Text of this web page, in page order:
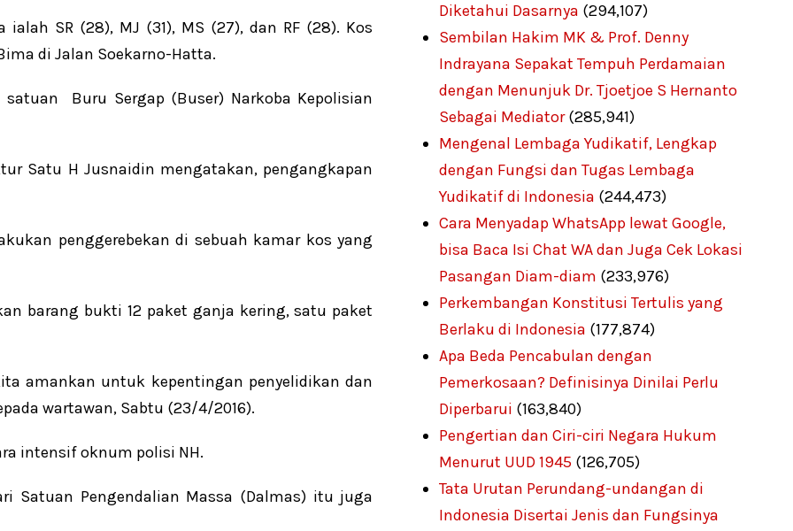
SR (28), MJ (31), MS (27), dan RF (28). Kos
di Jalan Soekarno-Hatta.
Buru Sergap (Buser) Narkoba Kepolisian
Satu H Jusnaidin mengatakan, pengangkapan
penggerebekan di sebuah kamar kos yang
barang bukti 12 paket ganja kering, satu paket
amankan untuk kepentingan penyelidikan dan
wartawan, Sabtu (23/4/2016).
intensif oknum polisi NH.
Satuan Pengendalian Massa (Dalmas) itu juga
Diketahui Dasarnya (294,107)
Sembilan Hakim MK & Prof. Denny
Indrayana Sepakat Tempuh Perdamaian
dengan Menunjuk Dr. Tjoetjoe S Hernanto
Sebagai Mediator (285,941)
Mengenal Lembaga Yudikatif, Lengkap
dengan Fungsi dan Tugas Lembaga
Yudikatif di Indonesia (244,473)
Cara Menyadap WhatsApp lewat Google,
bisa Baca Isi Chat WA dan Juga Cek Lokasi
Pasangan Diam-diam (233,976)
Perkembangan Konstitusi Tertulis yang
Berlaku di Indonesia (177,874)
Apa Beda Pencabulan dengan
Pemerkosaan? Definisinya Dinilai Perlu
Diperbarui (163,840)
Pengertian dan Ciri-ciri Negara Hukum
Menurut UUD 1945 (126,705)
Tata Urutan Perundang-undangan di
Indonesia Disertai Jenis dan Fungsinya